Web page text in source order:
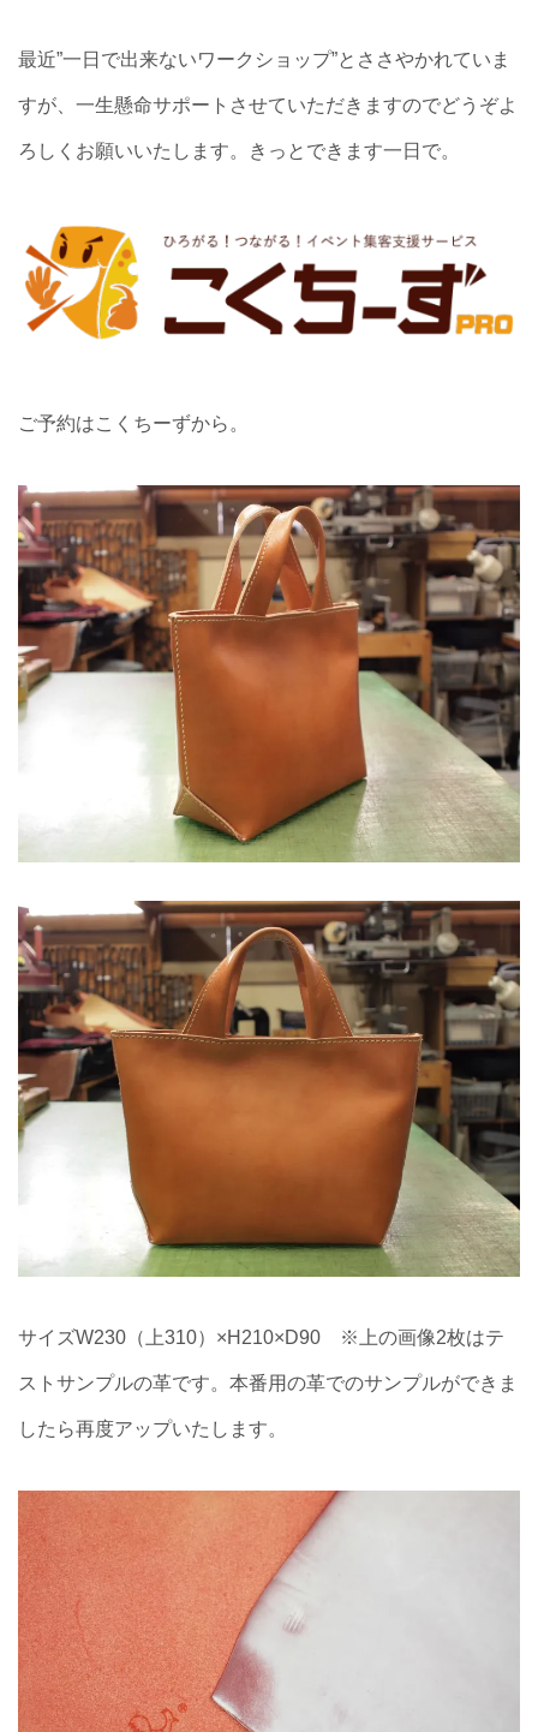
最近”一日で出来ないワークショップ”とささやかれていま
すが、一生懸命サポートさせていただきますのでどうぞよ
ろしくお願いいたします。きっとできます一日で。
ご予約はこくちーずから。
サイズW230（上310）×H210×D90 ※上の画像2枚はテ
ストサンプルの革です。本番用の革でのサンプルができま
したら再度アップいたします。